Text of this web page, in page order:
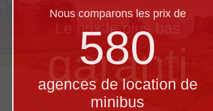
Nous comparons les prix de
580
agences de location de
minibus
Le prix le​ plus bas
garanti